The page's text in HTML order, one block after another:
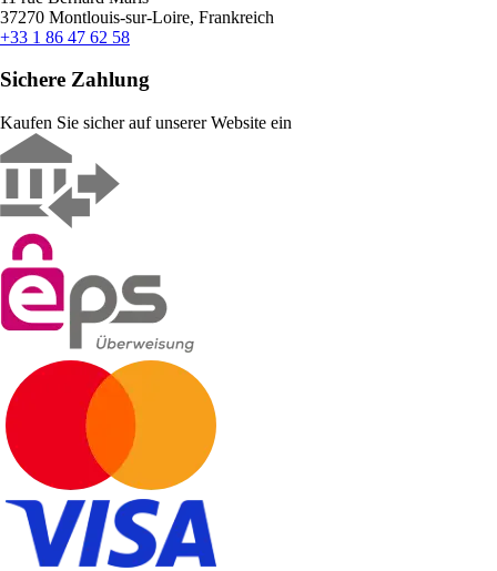
37270 Montlouis-sur-Loire, Frankreich
+33 1 86 47 62 58
Sichere Zahlung
Kaufen Sie sicher auf unserer Website ein